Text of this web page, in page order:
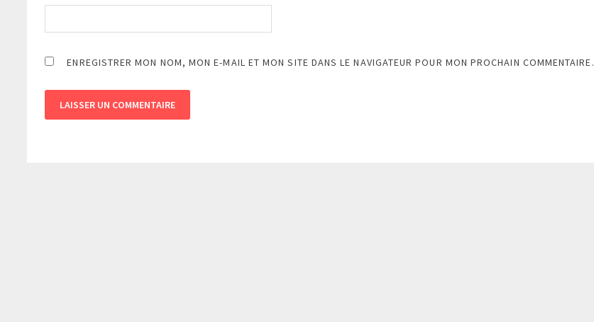
ENREGISTRER MON NOM, MON E-MAIL ET MON SITE DANS LE NAVIGATEUR POUR MON PROCHAIN COMMENTAIRE.